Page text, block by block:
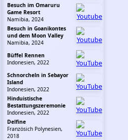
Besuch im Omaruru
Game Resort
Namibia, 2024
Besuch in Goanikontes
und dem Moon Valley
Namibia, 2024
Büffel Rennen
Indonesien, 2022
Schnorcheln in Sebayor
Island
Indonesien, 2022
Hinduistische
Bestattungszeremonie
Indonesien, 2022
Delfine
Französich Polynesien,
2018